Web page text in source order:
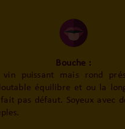
Bouche :
vin puissant mais rond
équilibre et ou la
fait pas défaut. Soyeux avec